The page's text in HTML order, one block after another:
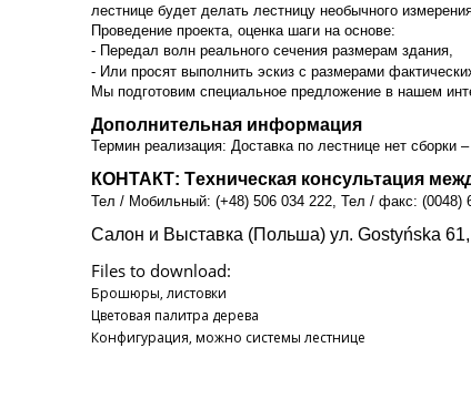
лестнице будет делать лестницу необычного
Проведение проекта, оценка шаги на основе:
- Передал волн реального сечения размерам здания,
- Или просят выполнить эскиз с размерами
Мы подготовим специальное предложение в нашем
Дополнительная информация
Термин реализация: Доставка по лестнице нет сборки
КОНТАКТ: Tехническая консультация
Тел / Мобильный: (+48) 506 034 222, Тел / факс: (0048)
Салон и Bыставка (Польша) ул. Gostyńska
Files to download:
Брошюры, листовки
Цветовая палитра дерева
Конфигурация, можно системы лестнице